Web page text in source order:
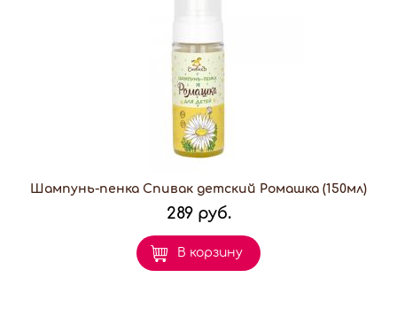
Шампунь-пенка Спивак детский Ромашка (150мл)
289 руб.
В корзину